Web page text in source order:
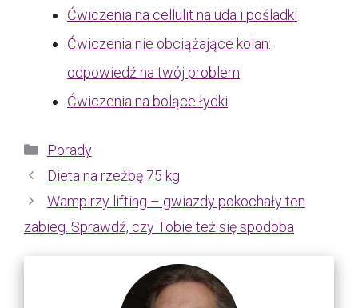
Ćwiczenia na cellulit na uda i pośladki
Ćwiczenia nie obciążające kolan:
odpowiedź na twój problem
Ćwiczenia na bolące łydki
Kategorie
Porady
Dieta na rzeźbę 75 kg
Wampirzy lifting – gwiazdy pokochały ten
zabieg. Sprawdź, czy Tobie też się spodoba